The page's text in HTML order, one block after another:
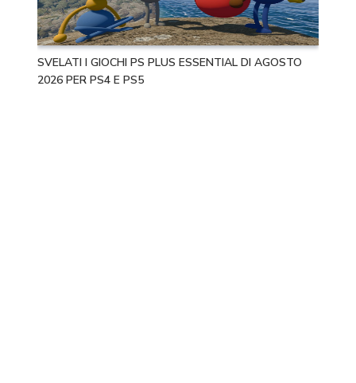
SVELATI I GIOCHI PS PLUS ESSENTIAL DI AGOSTO
2026 PER PS4 E PS5